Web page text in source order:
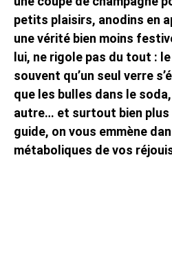
petits plaisirs, anodins en
une vérité bien moins
lui, ne rigole pas du tout :
souvent qu’un seul verre
que les bulles dans le
autre… et surtout bien plus
guide, on vous emmène
métaboliques de vos